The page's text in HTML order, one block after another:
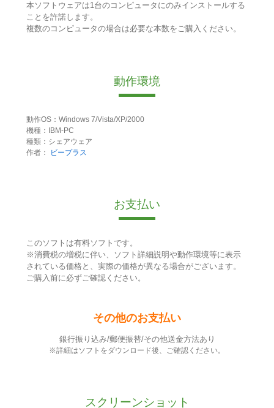
本ソフトウェアは1台のコンピュータにのみインストールする
ことを許諾します。
複数のコンピュータの場合は必要な本数をご購入ください。
動作環境
動作OS：Windows 7/Vista/XP/2000
機種：IBM-PC
種類：シェアウェア
作者：
ビープラス
お支払い
このソフトは有料ソフトです。
※消費税の増税に伴い、ソフト詳細説明や動作環境等に表示
されている価格と、実際の価格が異なる場合がございます。
ご購入前に必ずご確認ください。
その他のお支払い
銀行振り込み/郵便振替/その他送金方法あり
※詳細はソフトをダウンロード後、ご確認ください。
スクリーンショット